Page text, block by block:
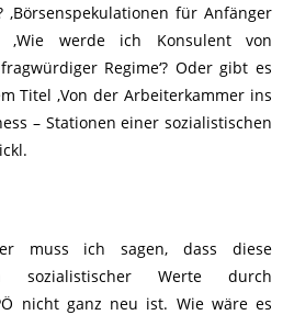
für Anfänger
‚Wie werde ich Konsulent von
Regime‘? Oder gibt es
Titel ‚Von der Arbeiterkammer ins
– Stationen einer sozialistischen
muss ich sagen, dass diese
sozialistischer Werte durch
nicht ganz neu ist. Wie wäre es